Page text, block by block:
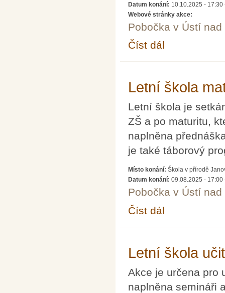
Datum konání: 10.10.2025 - 17:30
Webové stránky akce:
Pobočka v Ústí nad
Číst dál
Letní škola
Letní škola je
ZŠ a po maturitu,
naplněna
je také táborový
Místo konání: Škola v přírodě
Datum konání: 09.08.2025 - 17:00
Pobočka v Ústí nad
Číst dál
Letní škola
Akce je určena pro
naplněna semináři